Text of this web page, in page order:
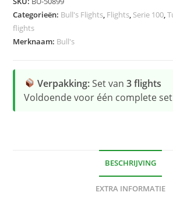
Categorieën: Bull's Flights, Flights, Serie 100,
flights
Merknaam: Bull's
Verpakking:Set van 3 flights
Voldoende voor één complete
BESCHRIJVING
EXTRA INFORMATIE